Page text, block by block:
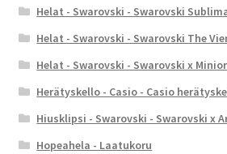
Helat - Swarovski - Swarovski
Helat - Swarovski - Swarovski The
Helat - Swarovski - Swarovski x
Herätyskello - Casio - Casio
Hiusklipsi - Swarovski - Swarovski x
Hopeahela - Laatukoru